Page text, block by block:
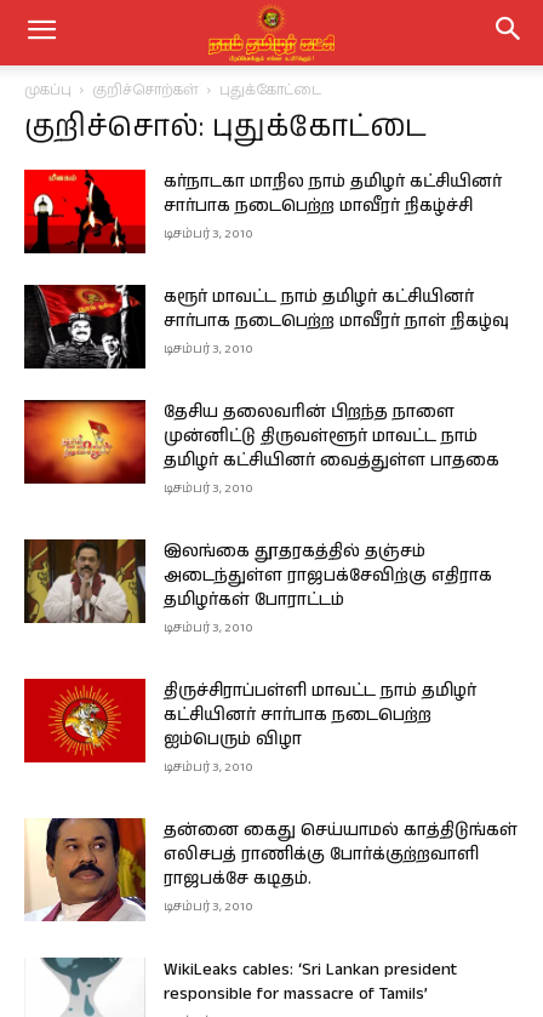
முகப்பு குறிச்சொற்கள் புதுக்கோட்டை
குறிச்சொல்: புதுக்கோட்டை
கர்நாடகா மாநில நாம் தமிழர் கட்சியினர்
சார்பாக நடைபெற்ற மாவீரர் நிகழ்ச்சி
டிசம்பர் 3, 2010
கரூர் மாவட்ட நாம் தமிழர் கட்சியினர்
சார்பாக நடைபெற்ற மாவீரர் நாள் நிகழ்வு
டிசம்பர் 3, 2010
தேசிய தலைவரின் பிறந்த நாளை
முன்னிட்டு திருவள்ளூர் மாவட்ட நாம்
தமிழர் கட்சியினர் வைத்துள்ள பாதகை
டிசம்பர் 3, 2010
இலங்கை தூதரகத்தில் தஞ்சம்
அடைந்துள்ள ராஜபக்சேவிற்கு எதிராக
தமிழர்கள் போராட்டம்
டிசம்பர் 3, 2010
திருச்சிராப்பள்ளி மாவட்ட நாம் தமிழர்
கட்சியினர் சார்பாக நடைபெற்ற
ஐம்பெரும் விழா
டிசம்பர் 3, 2010
தன்னை கைது செய்யாமல் காத்திடுங்கள்
எலிசபத் ராணிக்கு போர்க்குற்றவாளி
ராஜபக்சே கடிதம்.
டிசம்பர் 3, 2010
WikiLeaks cables: ‘Sri Lankan president
responsible for massacre of Tamils’